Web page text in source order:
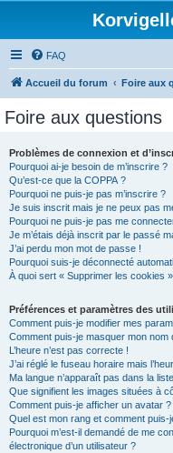
FAQ
Accueil du forum Foire aux
Foire aux questions
Problèmes de connexion et
Pourquoi ai-je besoin de m’inscrire ?
Qu’est-ce que la COPPA ?
Pourquoi ne puis-je pas m’inscrire ?
Je suis inscrit mais je ne peux pas
Pourquoi ne puis-je pas me
Je m’étais déjà inscrit par le passé
J’ai perdu mon mot de passe !
Pourquoi suis-je déconnecté
À quoi sert « Supprimer les cookies
Préférences et paramètres des
Comment puis-je modifier mes
Comment puis-je masquer mon nom
L’heure n’est pas correcte !
J’ai réglé le fuseau horaire mais
Ma langue n’apparaît pas dans la
Que signifient les images situées à
Comment puis-je afficher un avatar ?
Quel est mon rang et comment puis-
Pourquoi m’est-il demandé de me
électronique d’un utilisateur ?